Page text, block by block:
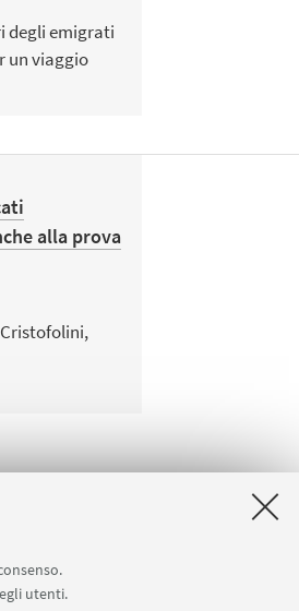
utenti.
degli emigrati
un viaggio
alla prova